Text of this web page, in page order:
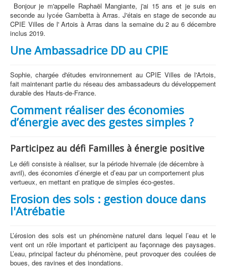
Bonjour je m'appelle Raphaël Mangiante, j'ai 15 ans et je suis en
seconde au lycée Gambetta à Arras. J'étais en stage de seconde au
CPIE Villes de l' Artois à Arras dans la semaine du 2 au 6 décembre
inclus 2019.
Une Ambassadrice DD au CPIE
Sophie, chargée d'études environnement au CPIE Villes de l'Artois,
fait maintenant partie du réseau des ambassadeurs du développement
durable des Hauts-de-France.
Comment réaliser des économies
d’énergie avec des gestes simples ?
Participez au défi Familles à énergie positive
Le défi consiste à réaliser, sur la période hivernale (de décembre à
avril), des économies d’énergie et d’eau par un comportement plus
vertueux, en mettant en pratique de simples éco-gestes.
Erosion des sols : gestion douce dans
l'Atrébatie
L’érosion des sols est un phénomène naturel dans lequel l’eau et le
vent ont un rôle important et participent au façonnage des paysages.
L’eau, principal facteur du phénomène, peut provoquer des coulées de
boues, des ravines et des inondations.